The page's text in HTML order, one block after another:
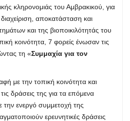
κληρονομιάς του Αμβρακικού, για
αποκατάσταση και
και της βιοποικιλότητάς του
κοινότητα, 7 φορείς ένωσαν τις
τη «Συμμαχία για τον
με την τοπική κοινότητα και
δράσεις της για τα επόμενα
ενεργό συμμετοχή της
ερευνητικές δράσεις